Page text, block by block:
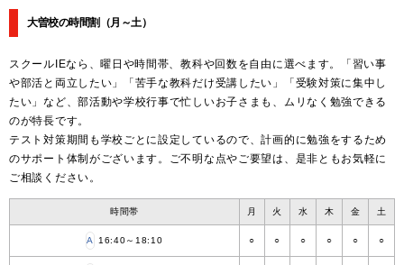
大曽校の時間割 （月～土）
スクールIEなら、曜日や時間帯、教科や回数を自由に選べます。「習い事
や部活と両立したい」「苦手な教科だけ受講したい」「受験対策に集中し
たい」など、部活動や学校行事で忙しいお子さまも、ムリなく勉強できる
のが特長です。
テスト対策期間も学校ごとに設定しているので、計画的に勉強をするため
のサポート体制がございます。ご不明な点やご要望は、是非ともお気軽に
ご相談ください。
時間帯 月 火 水 木 金 土
A 16:40～18:10 ○ ○ ○ ○ ○ ○